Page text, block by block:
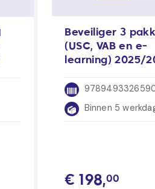
Beveiliger 3
(USC, VAB en e-
learning) 2025/
Binnen 5
€ 198,00